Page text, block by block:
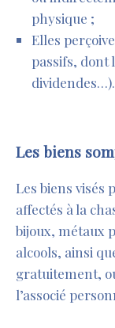
physique ;
Elles
passifs, dont
dividendes…).
Les biens
Les biens visés
affectés à la
bijoux, métaux
alcools, ainsi
gratuitement,
l’associé